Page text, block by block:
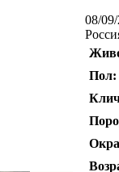
08/09/
Пол: